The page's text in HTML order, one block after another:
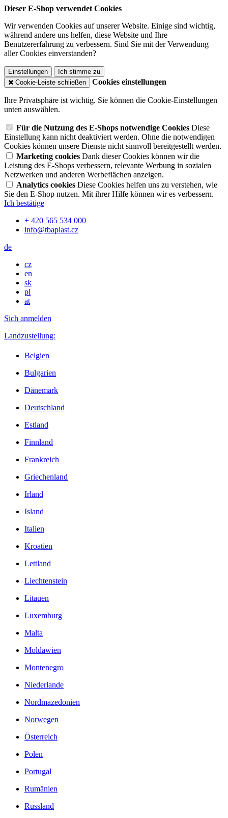
Dieser E-Shop verwendet Cookies
Wir verwenden Cookies auf unserer Website. Einige sind wichtig,
während andere uns helfen, diese Website und Ihre
Benutzererfahrung zu verbessern. Sind Sie mit der Verwendung
aller Cookies einverstanden?
Einstellungen
Ich stimme zu
Cookie-Leiste schließen
Cookies einstellungen
Ihre Privatsphäre ist wichtig. Sie können die Cookie-Einstellungen
unten auswählen.
Für die Nutzung des E-Shops notwendige Cookies Diese
Einstellung kann nicht deaktiviert werden. Ohne die notwendigen
Cookies können unsere Dienste nicht sinnvoll bereitgestellt werden.
Marketing cookies Dank dieser Cookies können wir die
Leistung des E-Shops verbessern, relevante Werbung in sozialen
Netzwerken und anderen Werbeflächen anzeigen.
Analytics cookies Diese Cookies helfen uns zu verstehen, wie
Sie den E-Shop nutzen. Mit ihrer Hilfe können wir es verbessern.
Ich bestätige
+ 420 565 534 000
info@tbaplast.cz
de
cz
en
sk
pl
at
Sich anmelden
Landzustellung:
Belgien
Bulgarien
Dänemark
Deutschland
Estland
Finnland
Frankreich
Griechenland
Irland
Island
Italien
Kroatien
Lettland
Liechtenstein
Litauen
Luxemburg
Malta
Moldawien
Montenegro
Niederlande
Nordmazedonien
Norwegen
Österreich
Polen
Portugal
Rumänien
Russland